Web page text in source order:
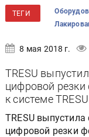
ТЕГИ
8 мая 2018 г.
TRESU
цифровой
к системе
TRESU
цифровой резки